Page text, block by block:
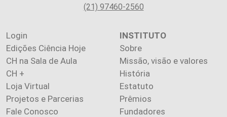
(21) 97460-2560
Login
Edições Ciência Hoje
CH na Sala de Aula
CH +
Loja Virtual
Projetos e Parcerias
Fale Conosco
INSTITUTO
Sobre
Missão, visão e valores
História
Estatuto
Prêmios
Fundadores